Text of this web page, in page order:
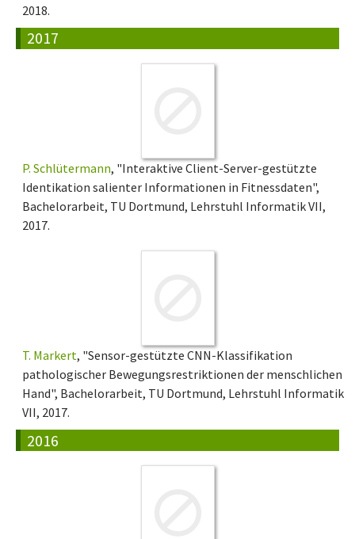
2018.
2017
P. Schlütermann, "Interaktive Client-Server-gestützte
Identikation salienter Informationen in Fitnessdaten",
Bachelorarbeit, TU Dortmund, Lehrstuhl Informatik VII,
2017.
T. Markert, "Sensor-gestützte CNN-Klassifikation
pathologischer Bewegungsrestriktionen der menschlichen
Hand", Bachelorarbeit, TU Dortmund, Lehrstuhl Informatik
VII, 2017.
2016